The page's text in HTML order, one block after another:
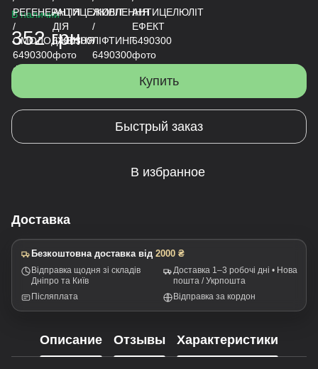
В наличии
352 грн
Купить
Быстрый заказ
В избранное
Доставка
Безкоштовна доставка від 2000 ₴
Відправка щодня зі складів
Дніпро та Київ
Доставка 1–3 робочі дні • Нова
пошта / Укрпошта
Післяплата
Відправка за кордон
Описание Отзывы Характеристики